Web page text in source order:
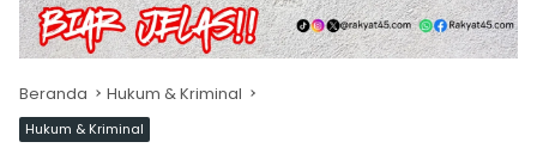
Beranda Hukum & Kriminal
Hukum & Kriminal